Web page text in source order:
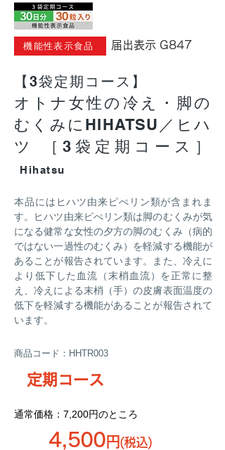
機能性表示食品 ​届出表示 G847
【3袋定期コース】
オトナ女性の冷え・脚の
むくみにHIHATSU／ヒハ
ツ ［3袋定期コース］
Hihatsu
本品にはヒハツ由来ピぺリン類が含まれま
す。ヒハツ由来ピぺリン類は脚のむくみが気
になる健常な女性の夕方の脚のむくみ（病的
ではない一過性のむくみ）を軽減する機能が
あることが報告されています。また、冷えに
より低下した血流（末梢血流）を正常に整
え、冷えによる末梢（手）の皮膚表面温度の
低下を軽減する機能があることが報告されて
います。
商品コード：HHTR003
定期コース
通常価格：7,200円のところ
4,500円(税込)